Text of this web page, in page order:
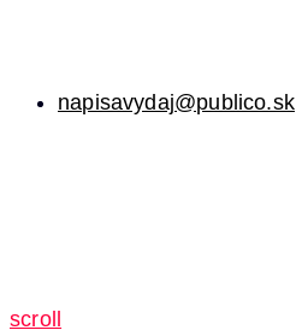
napisavydaj@publico.sk
scroll